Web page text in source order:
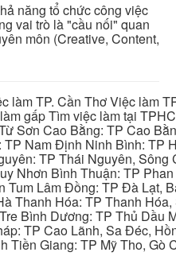
năng tổ chức công việc
vai trò là "cầu nối" quan
môn (Creative, Content,
TP. Cần Thơ Việc làm
gấp Tìm việc làm tại
Sơn Cao Bằng: TP Cao
Nam Định Ninh Bình: TP
TP Thái Nguyên,
Nhơn Bình Thuận: TP
Lâm Đồng: TP Đà Lạt,
Thanh Hóa: TP Thanh
Bình Dương: TP Thủ Dầu
TP Cao Lãnh, Sa Đéc,
Giang: TP Mỹ Tho,